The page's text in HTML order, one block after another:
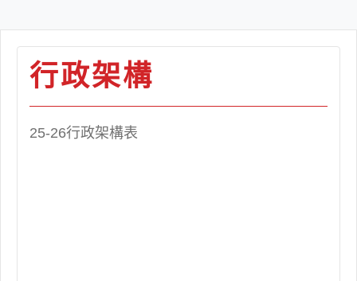
行政架構
25-26行政架構表